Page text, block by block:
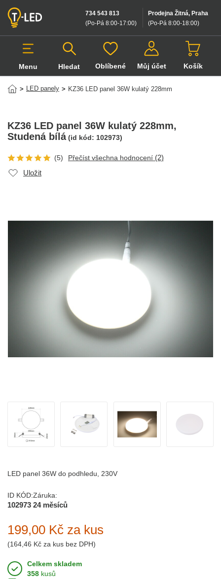
Prodejna Žitná, Praha
(Po-Pá 8:00-18:00)
734 543 813
(Po-Pá 8:00-17:00)
Menu Hledat
Hledat v produktech
Oblíbené Můj účet Košík
> LED panely > KZ36 LED panel 36W kulatý 228mm
KZ36 LED panel 36W kulatý 228mm,
Studená bílá (id kód: 102973)
(5) Přečíst všechna hodnocení (2)
Uložit
LED panel 36W do podhledu, 230V
ID KÓD:
102973
Záruka:
24 měsíců
199,00 Kč za kus
(164,46 Kč za kus bez DPH)
Celkem skladem
358 kusů